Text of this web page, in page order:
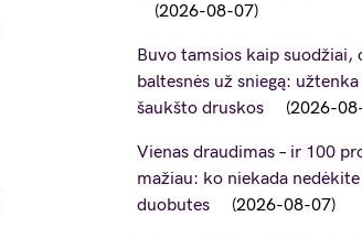
2026-08-07
Buvo tamsios kaip suodžiai,
baltesnės už sniegą:
šaukšto druskos
2026-
Vienas draudimas – ir 100
mažiau: ko niekada
duobutes
2026-08-07